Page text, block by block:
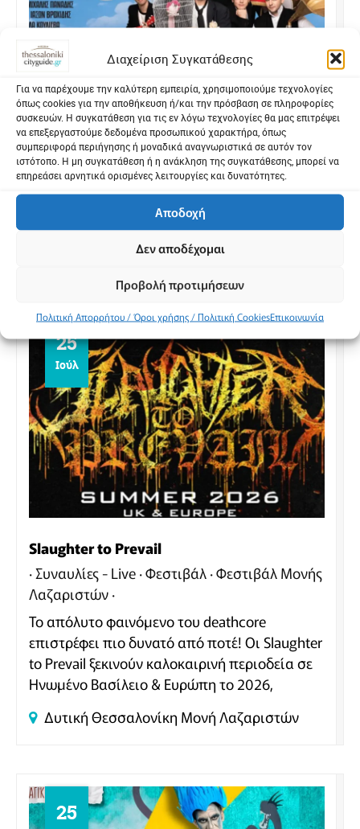
Διαχείριση Συγκατάθεσης
Για να παρέχουμε την καλύτερη εμπειρία, χρησιμοποιούμε τεχνολογίες
όπως cookies για την αποθήκευση ή/και την πρόσβαση σε πληροφορίες
συσκευών. Η συγκατάθεση για τις εν λόγω τεχνολογίες θα μας επιτρέψει
να επεξεργαστούμε δεδομένα προσωπικού χαρακτήρα, όπως
συμπεριφορά περιήγησης ή μοναδικά αναγνωριστικά σε αυτόν τον
ιστότοπο. Η μη συγκατάθεση ή η ανάκληση της συγκατάθεσης, μπορεί να
επηρεάσει αρνητικά ορισμένες λειτουργίες και δυνατότητες.
Αποδοχή
Δεν αποδέχομαι
Προβολή προτιμήσεων
Πολιτική Απορρήτου / Όροι χρήσης / Πολιτική CookiesΕπικοινωνία
Φεστιβάλ Κασσάνδρας Θέατρα - Χαλκιδική
Φεστιβάλ - Χαλκιδική
Η Stages Network – Αθηναϊκά Θέατρα
παρουσιάζουν σε καλοκαιρινή περιοδεία την
κωμωδία του Eduardo de Filippo «Ο Σώζων
Εαυτόν Σωθήτω», σε σκηνοθεσία Ταμίλλα
Κουλίεβα και ένα μεγάλο θίασο
πρωταγωνιστών.
Αμφιθέατρο ΣίβηρηςΧαλκιδική
25
Ιούλ
Slaughter to Prevail
Συναυλίες - Live Φεστιβάλ Φεστιβάλ Μονής
Λαζαριστών
Το απόλυτο φαινόμενο του deathcore
επιστρέφει πιο δυνατό από ποτέ! Οι Slaughter
to Prevail ξεκινούν καλοκαιρινή περιοδεία σε
Ηνωμένο Βασίλειο & Ευρώπη το 2026,
που κυκλοφόρησε τον Ιούλιο του 2025 μέσω
Δυτική Θεσσαλονίκη Μονή Λαζαριστών
25